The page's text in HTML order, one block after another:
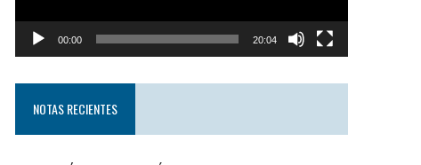
00:00 20:04
NOTAS RECIENTES